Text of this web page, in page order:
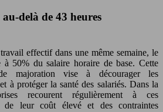
delà de 43 heures
effectif dans une même semaine, le
à 50% du salaire horaire de base. Cette
majoration vise à décourager les
à protéger la santé des salariés. Dans la
recourent régulièrement à ces
de leur coût élevé et des contraintes